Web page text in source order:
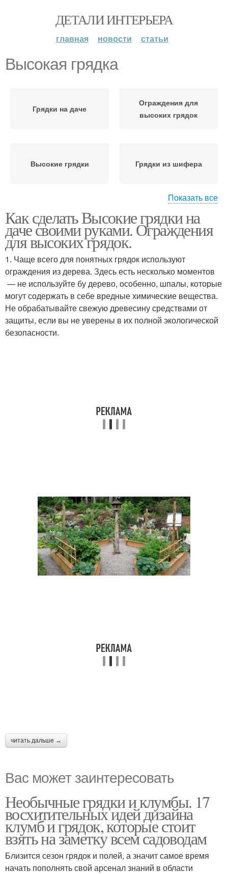
ДЕТАЛИ ИНТЕРЬЕРА
главная новости статьи
Высокая грядка
Грядки на даче
Ограждения для
высоких грядок
Высокие грядки Грядки из шифера
Грядки для клубники Вертикальная грядка
Показать все
Как сделать Высокие грядки на
даче своими руками. Ограждения
для высоких грядок.
1. Чаще всего для понятных грядок используют
ограждения из дерева. Здесь есть несколько моментов
— не используйте бу дерево, особенно, шпалы, которые
могут содержать в себе вредные химические вещества.
Не обрабатывайте свежую древесину средствами от
защиты, если вы не уверены в их полной экологической
безопасности.
читать дальше →
Вас может заинтересовать
Необычные грядки и клумбы. 17
восхитительных идей дизайна
клумб и грядок, которые стоит
взять на заметку всем садоводам
Близится сезон грядок и полей, а значит самое время
начать пополнять свой арсенал знаний в области